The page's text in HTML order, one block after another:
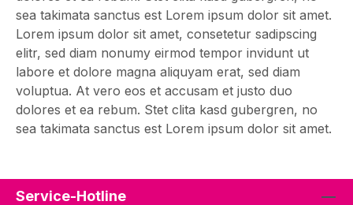
sea takimata sanctus est Lorem ipsum dolor sit amet.
Lorem ipsum dolor sit amet, consetetur sadipscing
elitr, sed diam nonumy eirmod tempor invidunt ut
labore et dolore magna aliquyam erat, sed diam
voluptua. At vero eos et accusam et justo duo
dolores et ea rebum. Stet clita kasd gubergren, no
sea takimata sanctus est Lorem ipsum dolor sit amet.
Service-Hotline